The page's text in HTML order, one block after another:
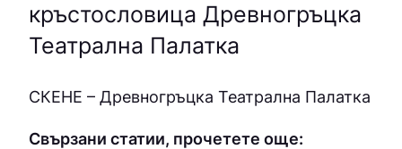
кръстословица Древногръцка
Театрална Палатка
СКЕНЕ – Древногръцка Театрална Палатка
Свързани статии, прочетете още: